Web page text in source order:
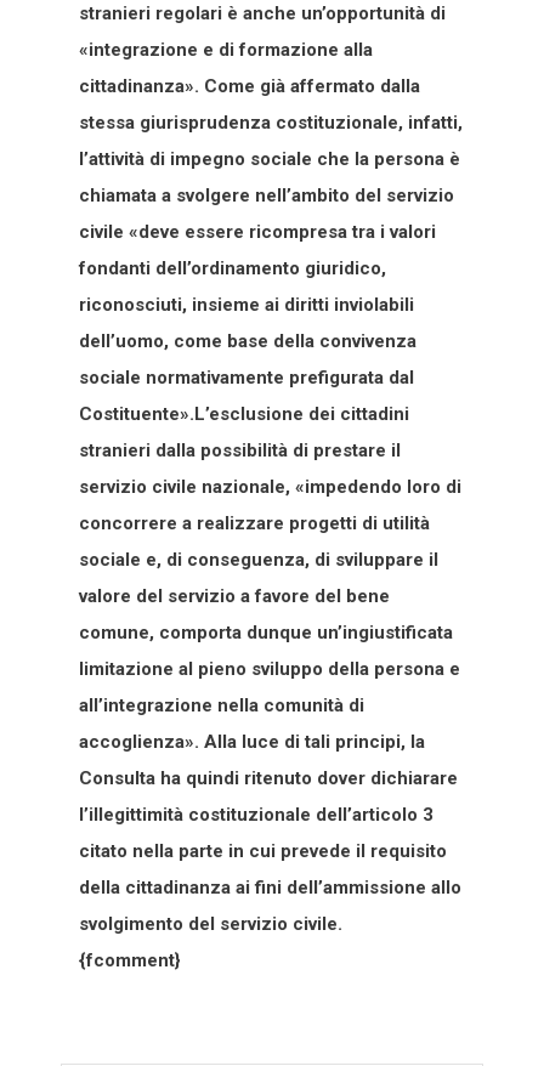
stranieri regolari è anche un’opportunità di
«integrazione e di formazione alla
cittadinanza». Come già affermato dalla
stessa giurisprudenza costituzionale, infatti,
l’attività di impegno sociale che la persona è
chiamata a svolgere nell’ambito del servizio
civile «deve essere ricompresa tra i valori
fondanti dell’ordinamento giuridico,
riconosciuti, insieme ai diritti inviolabili
dell’uomo, come base della convivenza
sociale normativamente prefigurata dal
Costituente».L’esclusione dei cittadini
stranieri dalla possibilità di prestare il
servizio civile nazionale, «impedendo loro di
concorrere a realizzare progetti di utilità
sociale e, di conseguenza, di sviluppare il
valore del servizio a favore del bene
comune, comporta dunque un’ingiustificata
limitazione al pieno sviluppo della persona e
all’integrazione nella comunità di
accoglienza». Alla luce di tali principi, la
Consulta ha quindi ritenuto dover dichiarare
l’illegittimità costituzionale dell’articolo 3
citato nella parte in cui prevede il requisito
della cittadinanza ai fini dell’ammissione allo
svolgimento del servizio civile.
{fcomment}